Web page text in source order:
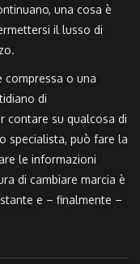
una cosa è
il lusso di
compressa o una
di
contare su qualcosa di
specialista, può fare la
le informazioni
di cambiare marcia è
e – finalmente –